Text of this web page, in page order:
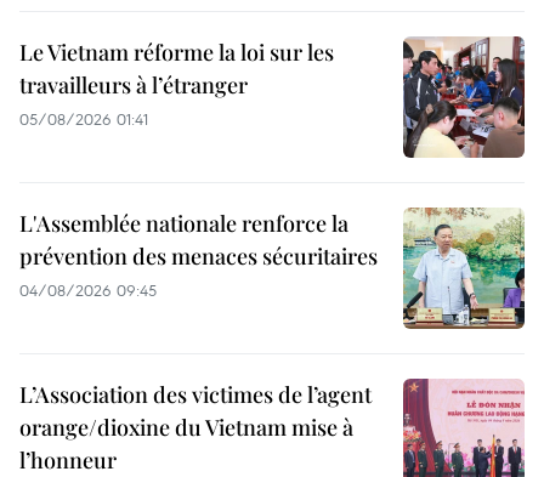
Le Vietnam réforme la loi sur les
travailleurs à l’étranger
05/08/2026 01:41
L'Assemblée nationale renforce la
prévention des menaces sécuritaires
04/08/2026 09:45
L’Association des victimes de l’agent
orange/dioxine du Vietnam mise à
l’honneur